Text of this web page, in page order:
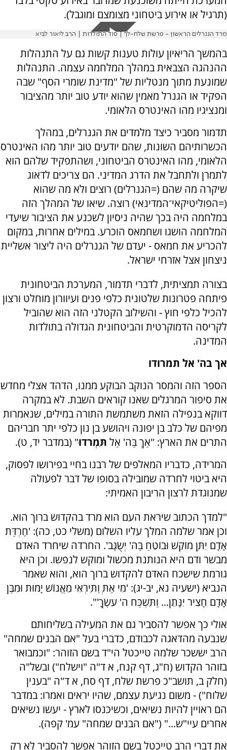
(תרגיל או אירוע ביטחוני מצומצם ומוגבל).
מרד הגנרלים הראשון - פרשת שלח-לך | סוד התולדות | הרב ליאור לביא
בהמשך הריאיון עולות טענות קשות גם על התנהלות
ההנהגה הצבאית במהלך המלחמה עצמה. התנהלות
שמונעת מתוך מנטליות של "מדינת שומרי הסף" שבה
הפקיד או הגנרל מאמין שהוא יודע טוב יותר מהציבור
ומנציגיו מהו האינטרס הלאומי.
תדמור מסביר כיצד מלמדים את הגנרלים, במהלך
הכשרותיהם השונות, שהם יודעים טוב יותר מהו האינטרס
הלאומי, מהו האינטרס הביטחוני, ושהתפקיד שלהם הוא
לתמרן ולתחבל את הדרג המדיני. הם צריכים לדאוג
שיקרה מה שהם (=הגנרלים) רוצים ולא מה שהוא
(=הפוליטיקאי־המדינאי) רוצה. שיאו של המהלך הזה
במלחמה היה בכך שהיה ניסיון לשכנע את הציבור שיעדי
המלחמה הושגו ושחמאס הוכרע. במילים אחרות, במקום
להכריע את חמאס - יעדם של הגנרלים היה ליצור אשליית
ניצחון אצל אזרחי ישראל.
בצורה תמציתית, לדברי תדמור, המערכת הביטחונית
פיתחה פטרונות שלטונית כלפי פנים ועיוורון מוחלט ורצון
להכיל כלפי חוץ - והשילוב הקטלני הזה הוא שהוביל
לקריסה הדמוקרטית והביטחונית הגדולה בתולדות
המדינה.
אך בה' אל תמרודו
הספר הזה והמסר הנוקב הבוקע ממנו, הדהד אצלי מחדש
את סיפור המרגלים שאנו קוראים השבת. לא במקרה
דווקא בנפילה הזאת משתמשת התורה במילים, שנאמרות
מפיהם של כלב בן יפונה ויהושע בן נון כלפי יתר חבריהם
התרים את הארץ: "אַךְ בַּה' אַל תִּמְרֹדוּ" (במדבר יד, ט).
המרידה, כדבריו המאלפים של רבנו בחיי בפירושו לפסוק,
היא ביטוי לחרדה שמובילה בסופו של דבר לפעולה
שמנוגדת לרצון הריבון האמיתי:
"למדך הכתוב שיראת העם הוא מרד בהקדוש ברוך הוא.
וכן אמר שלמה המלך עליו השלום (משלי כט, כה): 'חֶרְדַּת
אָדָם יִתֵּן מוֹקֵשׁ וּבוֹטֵחַ בַּה' יְשֻׂגָּב'. החרדה שיחרד האדם
מבשר ודם היא הנותנת מכשול ומוקש לנפשו. וכן היא
גורמת שישכח האדם להקדוש ברוך הוא, והוא שאמר
הנביא (ישעיה נא, יב-יג): 'מִי אַתְּ וַתִּירְאִי מֵאֱנוֹשׁ יָמוּת וּמִבֶּן
אָדָם חָצִיר יִנָּתֵן... וַתִּשְׁכַּח ה' עֹשֶׂךָ'".
אולי כך אפשר להסביר גם את המעילה בשליחותם
שנבעה מהדאגה לכבודם, כדברי בעל "אם הבנים שמחה"
הרב יששכר שלמה טייכטל הי"ד בשם הזוהר: "וכמבואר
בזוהר הקדוש (ח"ג, דף קנח, א ד"ה "וישלח") ובשל"ה
(חלק ב, תושב"כ פרשת שלח, דף סח, א ד"ה "בענין
שלוח") - משום נגיעת עצמם, שהיו יראים ואמרו: במדבר
הם ראויין להיות נשיאים, וכשיכנסו לארץ - יעשו נשיאים
אחרים עיי"ש..." ("אם הבנים שמחה" עמ' קפה).
את דברי הרב טייכטל בשם הזוהר אפשר להסביר לא רק